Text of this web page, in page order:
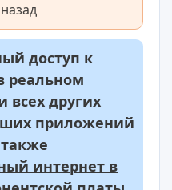
доступ к
реальном
всех других
приложений
интернет в